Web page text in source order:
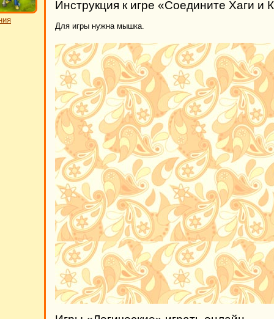
Инструкция к игре «Соедините Хаги и
Для игры нужна мышка.